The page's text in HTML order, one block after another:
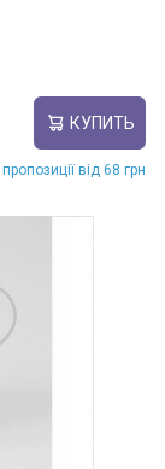
КУПИТЬ
від 68 грн